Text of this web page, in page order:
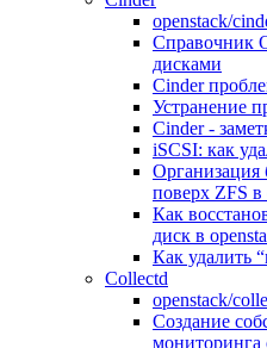
openstack/
Справочник
дисками
Cinder
Устранение
Cinder -
iSCSI: как
Организация
поверх ZFS в
Как
диск в
Как удалить
Collectd
openstack/
Создание
мониторинга